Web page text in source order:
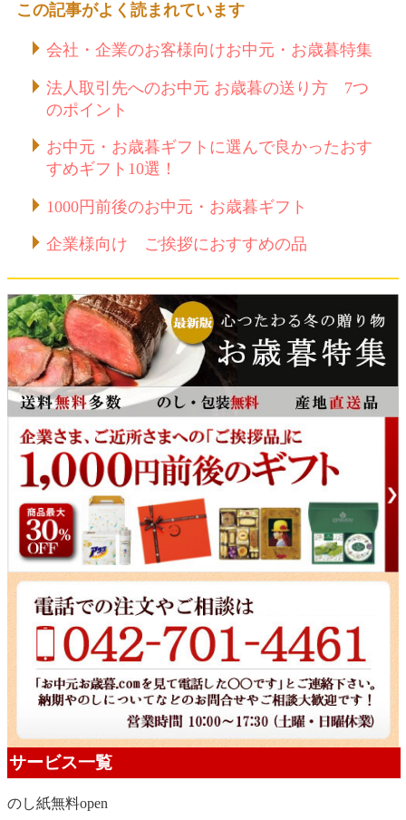
この記事がよく読まれています
会社・企業のお客様向けお中元・お歳暮特集
法人取引先へのお中元 お歳暮の送り方 7つ
のポイント
お中元・お歳暮ギフトに選んで良かったおす
すめギフト10選！
1000円前後のお中元・お歳暮ギフト
企業様向け ご挨拶におすすめの品
サービス一覧
のし紙無料open